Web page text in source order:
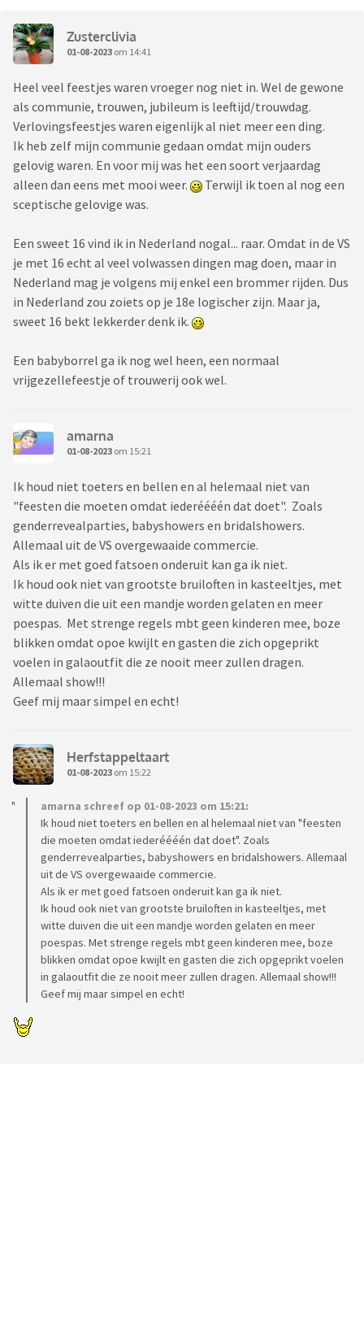
Zusterclivia
01-08-2023 om 14:41
Heel veel feestjes waren vroeger nog niet in. Wel de gewone
als communie, trouwen, jubileum is leeftijd/trouwdag.
Verlovingsfeestjes waren eigenlijk al niet meer een ding.
Ik heb zelf mijn communie gedaan omdat mijn ouders
gelovig waren. En voor mij was het een soort verjaardag
alleen dan eens met mooi weer.
Terwijl ik toen al nog een
sceptische gelovige was.
Een sweet 16 vind ik in Nederland nogal... raar. Omdat in de VS
je met 16 echt al veel volwassen dingen mag doen, maar in
Nederland mag je volgens mij enkel een brommer rijden. Dus
in Nederland zou zoiets op je 18e logischer zijn. Maar ja,
sweet 16 bekt lekkerder denk ik.
Een babyborrel ga ik nog wel heen, een normaal
vrijgezellefeestje of trouwerij ook wel.
amarna
01-08-2023 om 15:21
Ik houd niet toeters en bellen en al helemaal niet van
"feesten die moeten omdat iederéééén dat doet". Zoals
genderrevealparties, babyshowers en bridalshowers.
Allemaal uit de VS overgewaaide commercie.
Als ik er met goed fatsoen onderuit kan ga ik niet.
Ik houd ook niet van grootste bruiloften in kasteeltjes, met
witte duiven die uit een mandje worden gelaten en meer
poespas. Met strenge regels mbt geen kinderen mee, boze
blikken omdat opoe kwijlt en gasten die zich opgeprikt
voelen in galaoutfit die ze nooit meer zullen dragen.
Allemaal show!!!
Geef mij maar simpel en echt!
Herfstappeltaart
01-08-2023 om 15:22
amarna schreef op 01-08-2023 om 15:21:
Ik houd niet toeters en bellen en al helemaal niet van "feesten
die moeten omdat iederéééén dat doet". Zoals
genderrevealparties, babyshowers en bridalshowers. Allemaal
uit de VS overgewaaide commercie.
Als ik er met goed fatsoen onderuit kan ga ik niet.
Ik houd ook niet van grootste bruiloften in kasteeltjes, met
witte duiven die uit een mandje worden gelaten en meer
poespas. Met strenge regels mbt geen kinderen mee, boze
blikken omdat opoe kwijlt en gasten die zich opgeprikt voelen
in galaoutfit die ze nooit meer zullen dragen. Allemaal show!!!
Geef mij maar simpel en echt!